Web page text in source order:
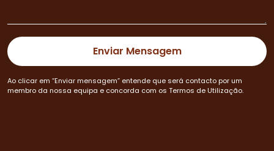
Ao clicar em “Enviar mensagem” entende que será contacto por um
membro da nossa equipa e concorda com os Termos de Utilização.